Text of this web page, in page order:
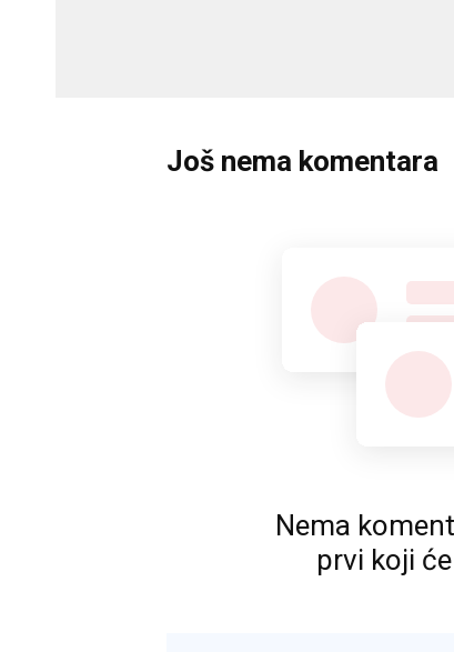
Još nema komentara
Nema
prvi koji